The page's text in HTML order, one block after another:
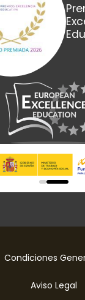
0 1
Condiciones
Aviso Legal